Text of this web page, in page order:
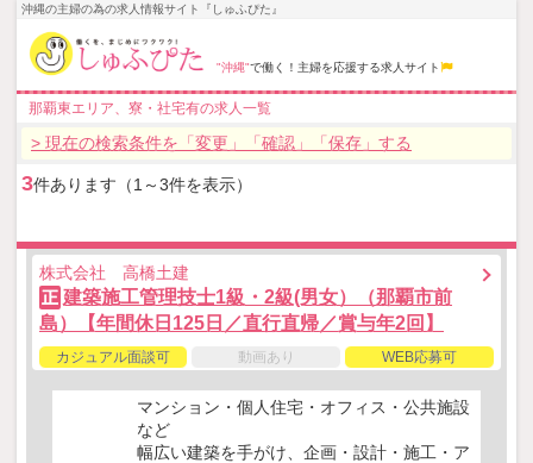
沖縄の主婦の為の求人情報サイト『しゅふぴた』
"沖縄"で働く！主婦を応援する求人サイト
那覇東エリア、寮・社宅有の求人一覧
> 現在の検索条件を「変更」「確認」「保存」する
3件あります（1～3件を表示）
株式会社 高橋土建
正 建築施工管理技士1級・2級(男女）（那覇市前
島）【年間休日125日／直行直帰／賞与年2回】
カジュアル面談可 動画あり WEB応募可
マンション・個人住宅・オフィス・公共施設
など
幅広い建築を手がけ、企画・設計・施工・ア